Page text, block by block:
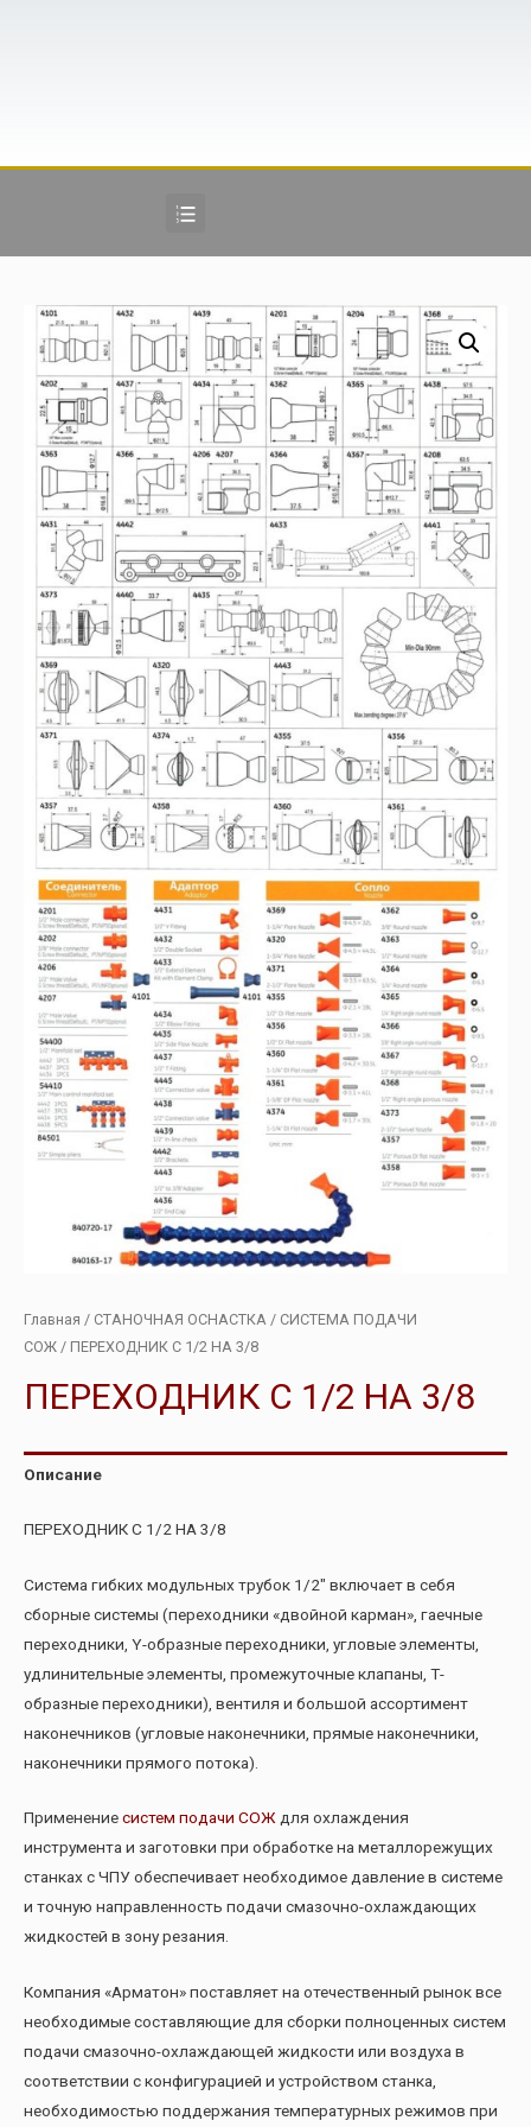
Главная / СТАНОЧНАЯ ОСНАСТКА / СИСТЕМА ПОДАЧИ
СОЖ / ПЕРЕХОДНИК С 1/2 НА 3/8
ПЕРЕХОДНИК С 1/2 НА 3/8
Описание
ПЕРЕХОДНИК С 1/2 НА 3/8
Система гибких модульных трубок 1/2″ включает в себя
сборные системы (переходники «двойной карман», гаечные
переходники, Y-образные переходники, угловые элементы,
удлинительные элементы, промежуточные клапаны, Т-
образные переходники), вентиля и большой ассортимент
наконечников (угловые наконечники, прямые наконечники,
наконечники прямого потока).
Применениесистем подачи СОЖдля охлаждения
инструмента и заготовки при обработке на металлорежущих
станках с ЧПУ обеспечивает необходимое давление в системе
и точную направленность подачи смазочно-охлаждающих
жидкостей в зону резания.
Компания «Арматон» поставляет на отечественный рынок все
необходимые составляющие для сборки полноценных систем
подачи смазочно-охлаждающей жидкости или воздуха в
соответствии с конфигурацией и устройством станка,
необходимостью поддержания температурных режимов при